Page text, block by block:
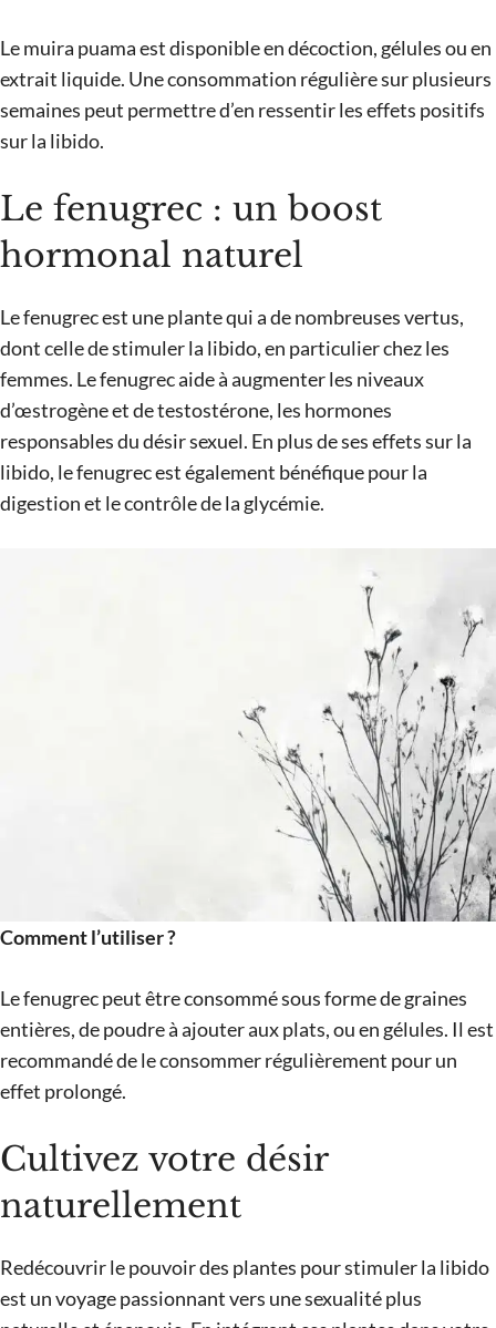
Le muira puama est disponible en décoction, gélules ou en
extrait liquide. Une consommation régulière sur plusieurs
semaines peut permettre d’en ressentir les effets positifs
sur la libido.
Le fenugrec : un boost
hormonal naturel
Le fenugrec est une plante qui a de nombreuses vertus,
dont celle de stimuler la libido, en particulier chez les
femmes. Le fenugrec aide à augmenter les niveaux
d’œstrogène et de testostérone, les hormones
responsables du désir sexuel. En plus de ses effets sur la
libido, le fenugrec est également bénéfique pour la
digestion et le contrôle de la glycémie.
Comment l’utiliser ?
Le fenugrec peut être consommé sous forme de graines
entières, de poudre à ajouter aux plats, ou en gélules. Il est
recommandé de le consommer régulièrement pour un
effet prolongé.
Cultivez votre désir
naturellement
Redécouvrir le pouvoir des plantes pour stimuler la libido
est un voyage passionnant vers une sexualité plus